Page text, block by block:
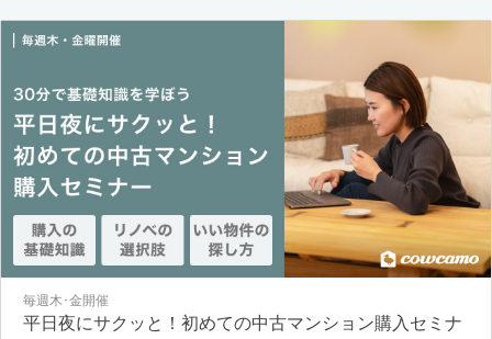
毎週木･金開催
平日夜にサクッと！初めての中古マンション購入セミナ